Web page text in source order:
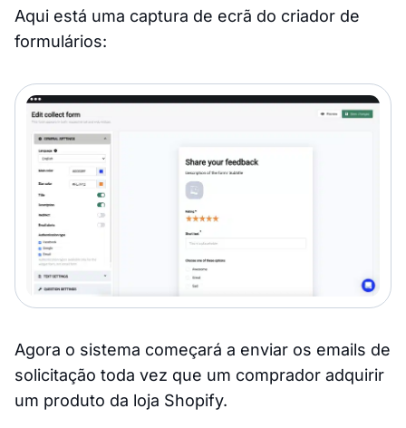
Aqui está uma captura de ecrã do criador de
formulários:
Agora o sistema começará a enviar os emails de
solicitação toda vez que um comprador adquirir
um produto da loja Shopify.